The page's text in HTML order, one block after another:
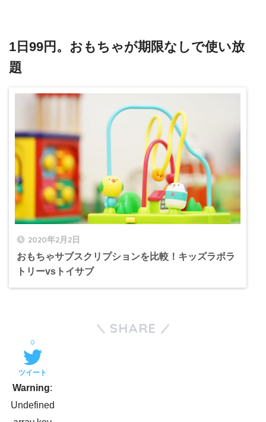
1日99円。おもちゃが期限なしで使い放
題
2020年2月2日
おもちゃサブスクリプションを比較！キッズラボラ
トリーvsトイサブ
SHARE
ツイート
Warning:
Undefined
0